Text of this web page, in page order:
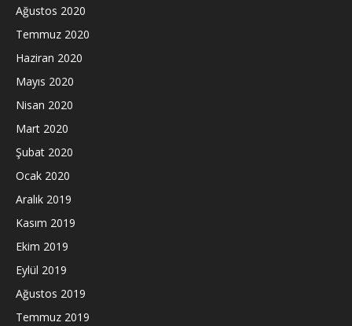
Ağustos 2020
Temmuz 2020
Haziran 2020
Mayıs 2020
Nisan 2020
Mart 2020
Şubat 2020
Ocak 2020
Aralık 2019
Kasım 2019
Ekim 2019
Eylül 2019
Ağustos 2019
Temmuz 2019